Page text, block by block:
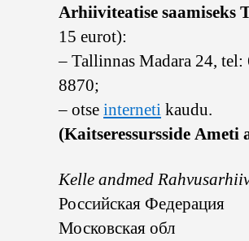
Arhiiviteatise saamiseks
15 eurot):
– Tallinnas Madara 24,
8870;
– otseinternetikaudu.
(Kaitseressursside
Kelle andmed
Российская Федерация
Московская обл